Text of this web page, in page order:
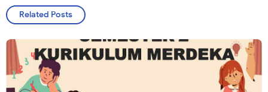
Related Posts